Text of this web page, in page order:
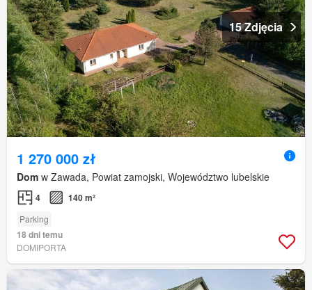
15 Zdjęcia
1 270 000 zł
Dom w Zawada, Powiat zamojski, Województwo lubelskie
4 140 m²
Parking
18 dni temu
DOMIPORTA